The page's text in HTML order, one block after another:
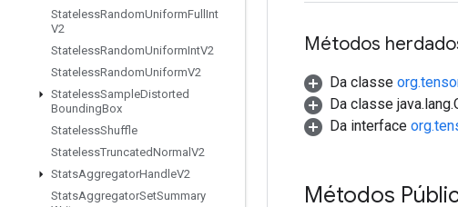
StatelessRandomUniformFull Int
V2
StatelessRandomUniformIntV2
StatelessRandomUniformV2
StatelessSampleDistorted
BoundingBox
StatelessShuffle
StatelessTruncatedNormal V2
StatsAggregatorHandleV2
StatsAggregatorSetSummary
Métodos
Da classe
Da classe
Da interface
Métodos